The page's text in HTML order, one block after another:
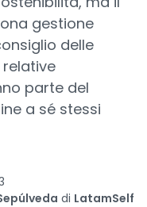
gestione
delle
relative
parte del
a sé stessi
di LatamSelf